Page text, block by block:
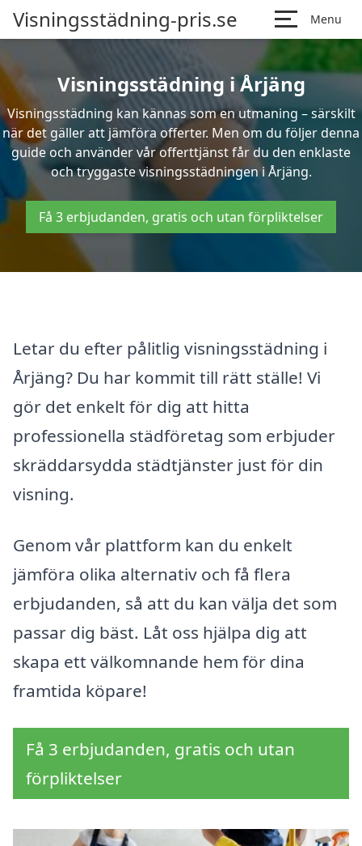
Visningsstädning-pris.se Menu
Visningsstädning i Årjäng
Visningsstädning kan kännas som en utmaning – särskilt
när det gäller att jämföra offerter. Men om du följer denna
guide och använder vår offerttjänst får du den enklaste
och tryggaste visningsstädningen i Årjäng.
Få 3 erbjudanden, gratis och utan förpliktelser
Letar du efter pålitlig visningsstädning i
Årjäng? Du har kommit till rätt ställe! Vi
gör det enkelt för dig att hitta
professionella städföretag som erbjuder
skräddarsydda städtjänster just för din
visning.
Genom vår plattform kan du enkelt
jämföra olika alternativ och få flera
erbjudanden, så att du kan välja det som
passar dig bäst. Låt oss hjälpa dig att
skapa ett välkomnande hem för dina
framtida köpare!
Få 3 erbjudanden, gratis och utan
förpliktelser